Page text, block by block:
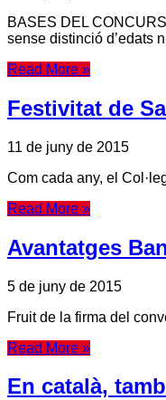
BASES DEL
sense distinció d’edats
Read More »
Festivitat de
11 de juny de 2015
Com cada any, el
Read More »
Avantatges
5 de juny de 2015
Fruit de la firma del
Read More »
En català,